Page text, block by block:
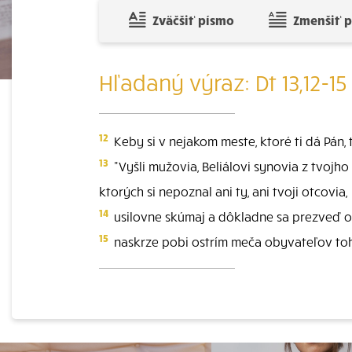
Zväčšiť písmo Zmenšiť
Hľadaný výraz: Dt 13,12-15
12 Keby si v nejakom meste, ktoré ti dá
13 "Vyšli mužovia, Beliálovi synovia z
ktorých si nepoznal ani ty, ani tvoji otcovia,
14 usilovne skúmaj a dôkladne sa prezveď
15 naskrze pobi ostrím meča obyvateľov